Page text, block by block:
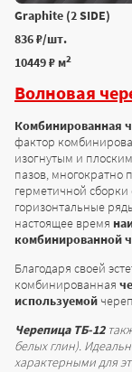
Graphite (2 SIDE)
836 ₽/шт.
10449 ₽ м2
Волновая
Комбинированная
фактор
изогнутым и
пазов, многократно
герметичной
горизонтальные
настоящее время
комбинированной
Благодаря своей
комбинированная
используемой
Черепица ТБ-12
белых глин).
характерными для